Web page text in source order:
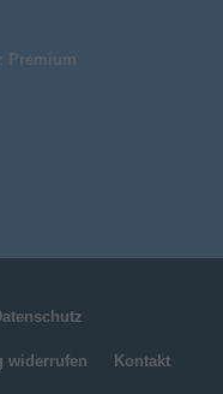
Premium
widerrufen Kontakt